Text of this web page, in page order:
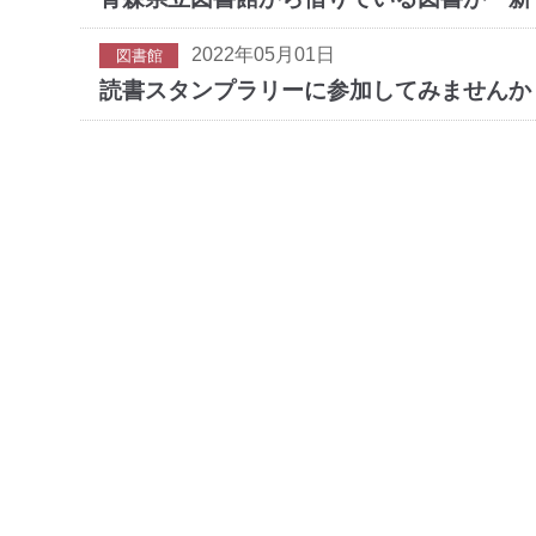
図書館 2022年05月01日
読書スタンプラリーに参加してみませんか